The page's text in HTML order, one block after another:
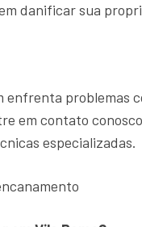
danificar sua
problemas
em contato
especializadas.